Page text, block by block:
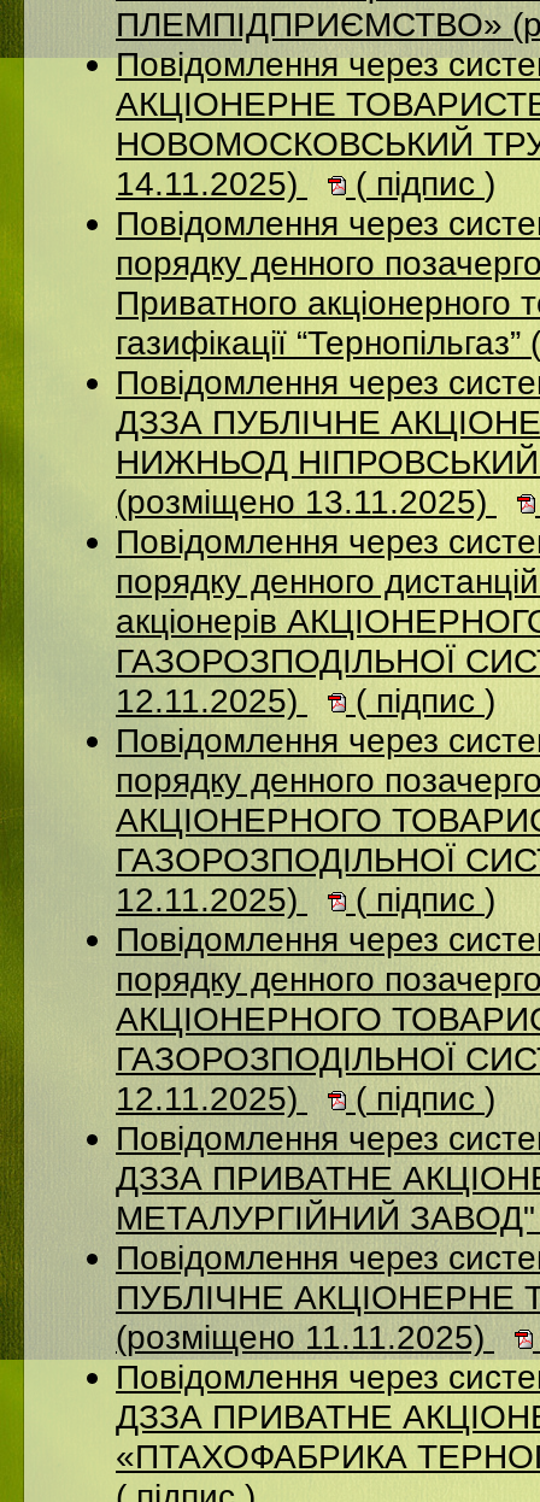
ПЛЕМПІДПРИЄМСТВО»
Повідомлення через
АКЦIОНЕРНЕ
НОВОМОСКОВСЬКИЙ
14.11.2025)
( підпис )
Повідомлення через
порядку денного
Приватного акціонерного
газифікації
Повідомлення через
ДЗЗА ПУБЛІЧНЕ
НИЖНЬОД
(розміщено 13.11.2025)
Повідомлення через
порядку денного
акціонерів
ГАЗОРОЗПОДІЛЬНОЇ
12.11.2025)
( підпис )
Повідомлення через
порядку денного
АКЦІОНЕРНОГО
ГАЗОРОЗПОДІЛЬНОЇ
12.11.2025)
( підпис )
Повідомлення через
порядку денного
АКЦІОНЕРНОГО
ГАЗОРОЗПОДІЛЬНОЇ
12.11.2025)
( підпис )
Повідомлення через
ДЗЗА ПРИВАТНЕ
МЕТАЛУРГІЙНИЙ ЗАВОД"
Повідомлення через
ПУБЛІЧНЕ
(розміщено 11.11.2025)
Повідомлення через
ДЗЗА ПРИВАТНЕ
«ПТАХОФАБРИКА